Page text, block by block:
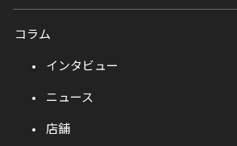
コラム
インタビュー
ニュース
店舗